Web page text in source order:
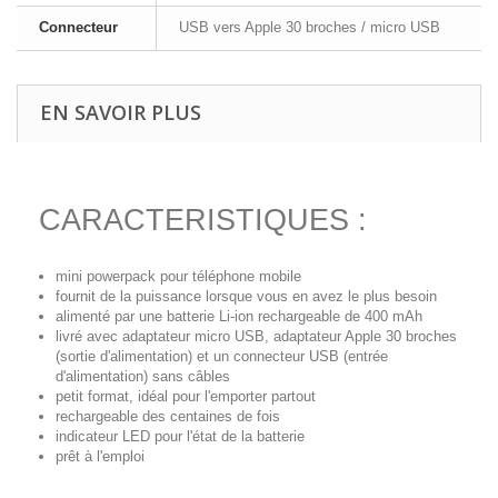
Connecteur USB vers Apple 30 broches / micro USB
EN SAVOIR PLUS
CARACTERISTIQUES :
mini powerpack pour téléphone mobile
fournit de la puissance lorsque vous en avez le plus besoin
alimenté par une batterie Li-ion rechargeable de 400 mAh
livré avec adaptateur micro USB, adaptateur Apple 30 broches
(sortie d'alimentation) et un connecteur USB (entrée
d'alimentation) sans câbles
petit format, idéal pour l'emporter partout
rechargeable des centaines de fois
indicateur LED pour l'état de la batterie
prêt à l'emploi